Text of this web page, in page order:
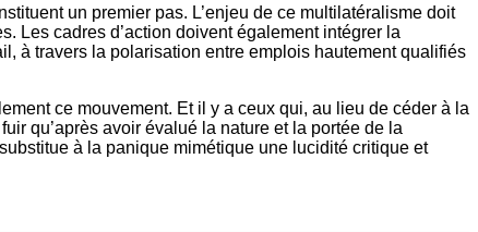
un premier pas. L’enjeu de ce multilatéralisme doit
Les cadres d’action doivent également intégrer la
à travers la polarisation entre emplois hautement qualifiés
ce mouvement. Et il y a ceux qui, au lieu de céder à la
qu’après avoir évalué la nature et la portée de la
à la panique mimétique une lucidité critique et